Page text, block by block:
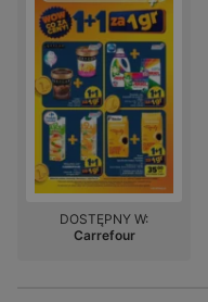
DOSTĘPNY W:
Carrefour